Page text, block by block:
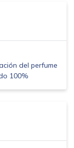
del perfume
100%